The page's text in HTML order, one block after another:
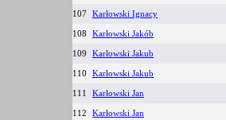
107 Karłowski Ignacy
108 Karłowski Jakób
109 Karłowski Jakub
110 Karłowski Jakub
111 Karłowski Jan
112 Karłowski Jan